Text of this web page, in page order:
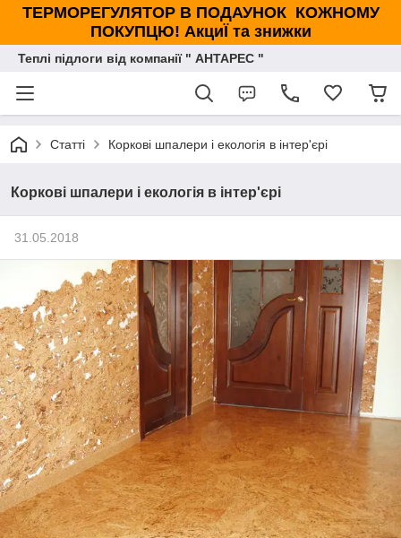
ТЕРМОРЕГУЛЯТОР В ПОДАУНОК КОЖНОМУ
ПОКУПЦЮ! АкциЇ та знижки
Теплі підлоги від компанії " АНТАРЕС "
Статті Коркові шпалери і екологія в інтер'єрі
Коркові шпалери і екологія в інтер'єрі
31.05.2018